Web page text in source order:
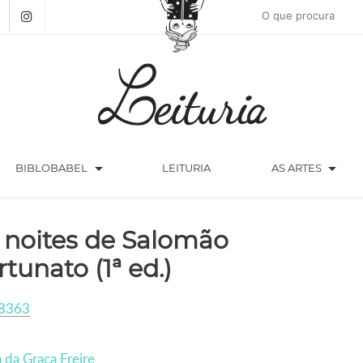
BIBLOBABEL arrow_drop_down LEITURIA AS ARTES arrow_drop_down
noites de Salomão
(1ª ed.)
da Graça Freire